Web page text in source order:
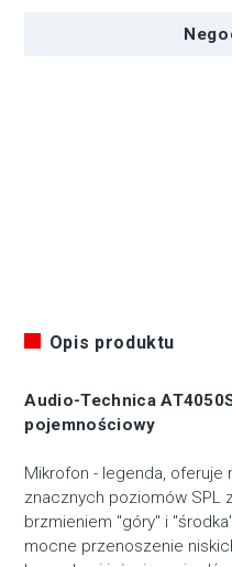
Opis produktu
Audio-Technica
pojemnościowy
Mikrofon - legenda, oferuje
znacznych poziomów SPL
brzmieniem "góry" i
mocne przenoszenie